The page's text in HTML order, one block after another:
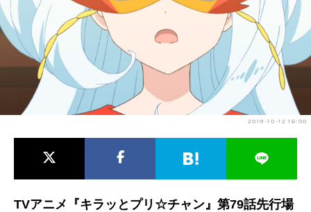
アニメ記事一覧 声優記事一覧
アニメ映画一覧 実写化映画一覧
今期アニメ曜日別一覧
春アニメ 夏アニメ
男性声優/女性声優一覧
2019-10-12 16:00
TVアニメ『キラッとプリ☆チャン』第79話先行場